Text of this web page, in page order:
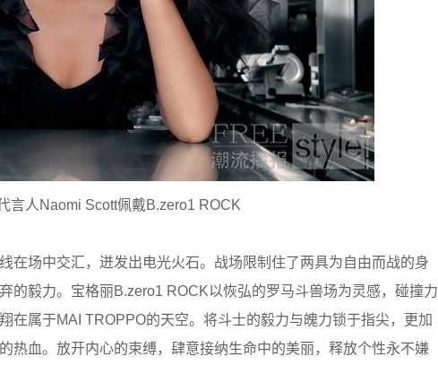
言人Naomi Scott佩戴B.zero1 ROCK
在场中交汇，迸发出电光火石。战场限制住了两具为自由而战的身
的毅力。宝格丽B.zero1 ROCK以恢弘的罗马斗兽场为灵感，碰撞力
在属于MAI TROPPO的天空。将斗士的毅力与魄力锁于指尖，更加
热血。放开内心的束缚，肆意接纳生命中的美丽，释放个性永不嫌